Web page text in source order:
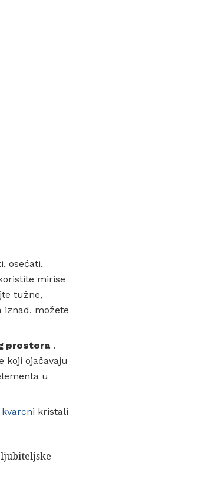
osećati,
mirise
tužne,
iznad, možete
prostora.
koji ojačavaju
u
kristali